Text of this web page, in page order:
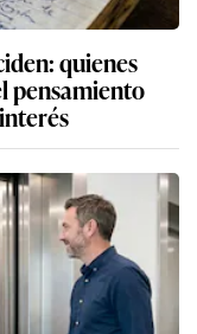
quienes
pensamiento